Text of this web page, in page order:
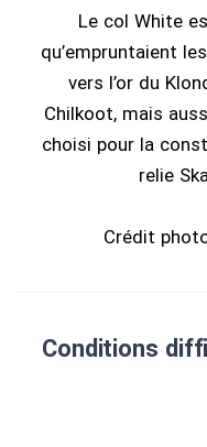
Le col White
qu’empruntaient
vers l’or du
Chilkoot, mais
choisi pour la
relie
Crédit
Conditions